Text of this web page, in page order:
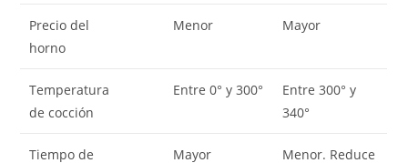
Precio del
horno
Menor Mayor
Temperatura
de cocción
Entre 0° y 300°
Entre 300° y
340°
Tiempo de
Mayor
Menor. Reduce